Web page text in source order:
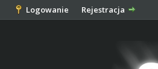
Logowanie Rejestracja